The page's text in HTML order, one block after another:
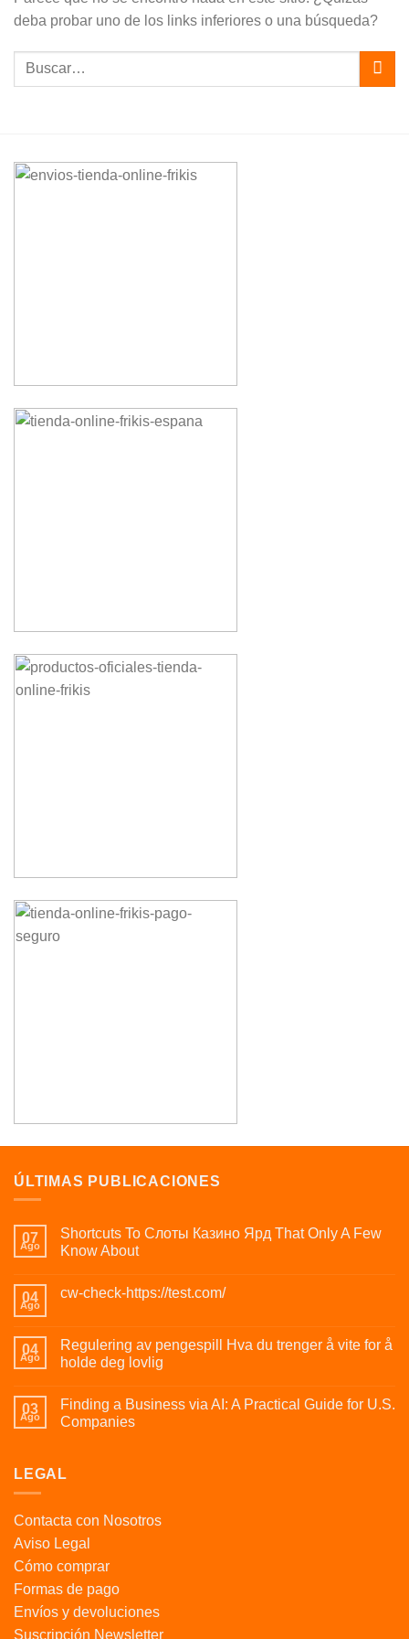
deba probar uno de los links inferiores o una búsqueda?
ÚLTIMAS PUBLICACIONES
07
Ago
Shortcuts To Слоты Казино Ярд That Only A Few
Know About
04
Ago
cw-check-https://test.com/
04
Ago
Regulering av pengespill Hva du trenger å vite for å
holde deg lovlig
03
Ago
Finding a Business via AI: A Practical Guide for U.S.
Companies
LEGAL
Contacta con Nosotros
Aviso Legal
Cómo comprar
Formas de pago
Envíos y devoluciones
Suscripción Newsletter